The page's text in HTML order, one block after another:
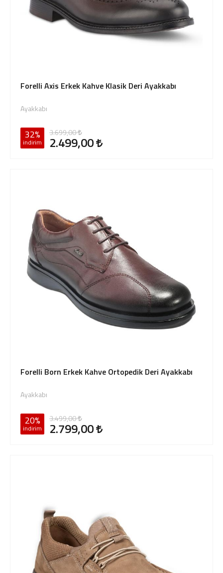
Forelli Axis Erkek Kahve Klasik Deri Ayakkabı
Ayakkabı
32%
indirim
3.699,00
2.499,00
Forelli Born Erkek Kahve Ortopedik Deri Ayakkabı
Ayakkabı
20%
indirim
3.499,00
2.799,00